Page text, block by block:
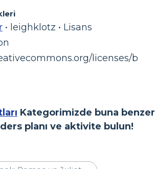
• leighklotz • Lisans
licenses/b
Kategorimizde buna benzer
planı ve aktivite bulun!